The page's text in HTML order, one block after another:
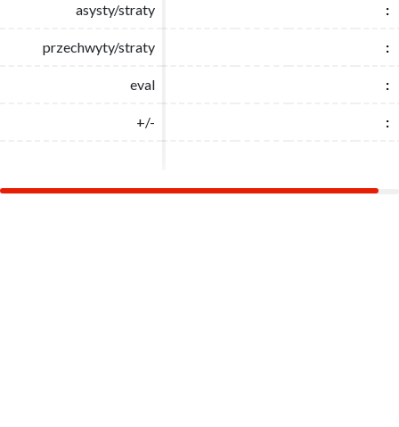
asysty/straty :
przechwyty/straty :
eval :
+/- :
asysty/straty :
przechwyty/straty :
eval :
+/- :